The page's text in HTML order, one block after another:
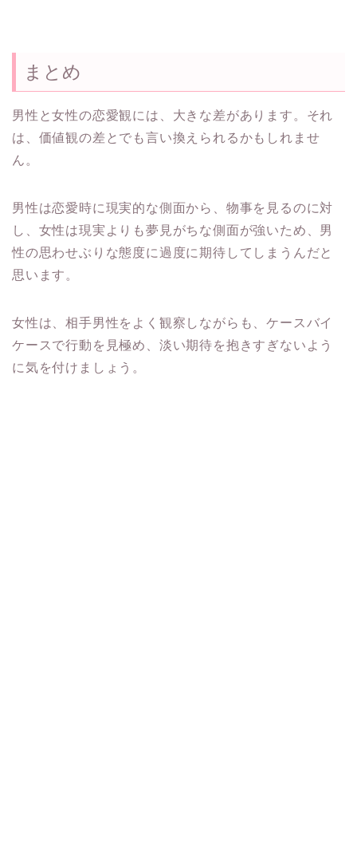
まとめ
男性と女性の恋愛観には、大きな差があります。それ
は、 価値観の差とでも言い換えられるかもしれませ
ん。
男性は恋愛時に現実的な側面から、物事を見るのに対
し、 女性は現実よりも夢見がちな側面が強いため、 男
性の思わせぶりな態度に過度に期待してしまうんだと
思います。
女性は、相手男性をよく観察しながらも、ケースバイ
ケースで行動を見極め、 淡い期待を抱きすぎないよう
に気を付けましょう。